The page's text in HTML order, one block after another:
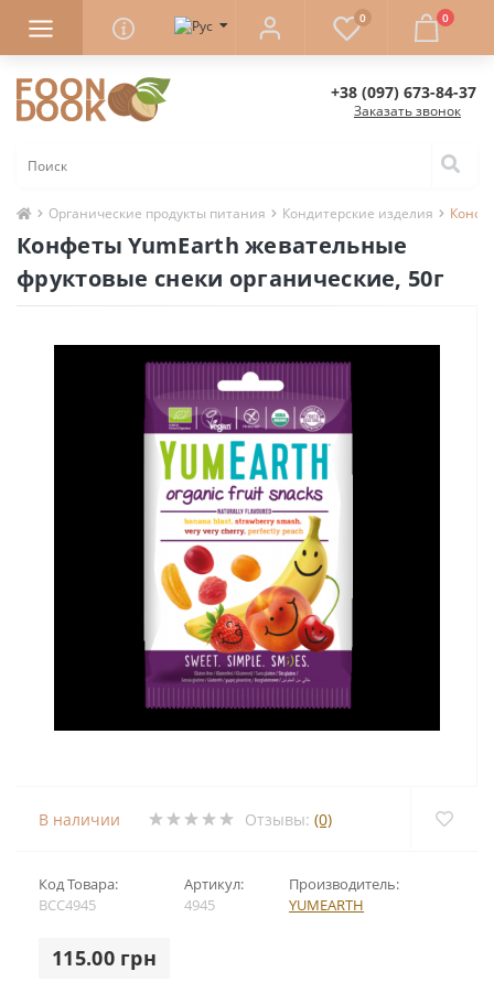
0 0
+38 (097) 673-84-37
Заказать звонок
Органические продукты питания Кондитерские изделия
Конфеты YumEarth жевательные
фруктовые снеки органические, 50г
В наличии Отзывы: (0)
Код Товара:
BCC4945
Артикул:
4945
Производитель:
YUMEARTH
115.00 грн